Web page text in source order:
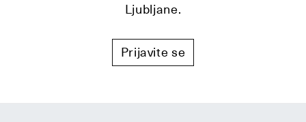
Ljubljane.
Prijavite se